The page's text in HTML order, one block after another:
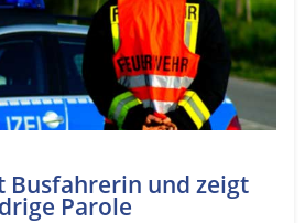
Busfahrerin und zeigt
Parole